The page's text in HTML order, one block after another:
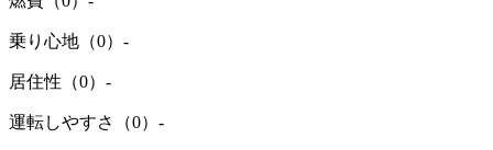
乗り心地（0） -
居住性（0） -
運転しやすさ（0） -